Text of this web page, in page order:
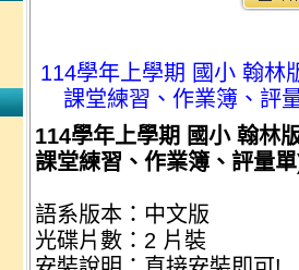
114學年上學期 國小 翰林
課堂練習、作業簿、評
114學年上學期 國小 翰林
課堂練習、作業簿、評量
語系版本：中文版
光碟片數：2 片裝